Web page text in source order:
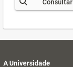
Consultar
A Universidade